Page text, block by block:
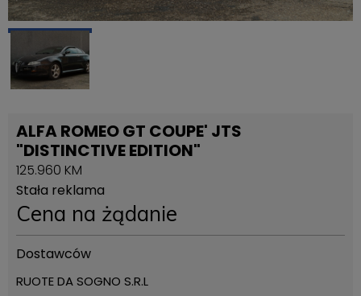
ALFA ROMEO GT COUPE' JTS
"DISTINCTIVE EDITION"
125.960 KM
Stała reklama
Cena na żądanie
Dostawców
RUOTE DA SOGNO S.R.L